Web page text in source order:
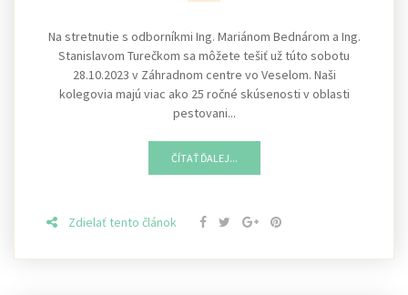
Na stretnutie s odborníkmi Ing. Mariánom Bednárom a Ing.
Stanislavom Turečkom sa môžete tešiť už túto sobotu
28.10.2023 v Záhradnom centre vo Veselom. Naši
kolegovia majú viac ako 25 ročné skúsenosti v oblasti
pestovani...
ČÍTAŤ ĎALEJ...
Zdielať tento článok